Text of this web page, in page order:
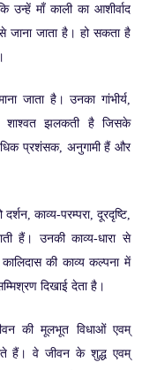
उन्हें माँ काली का आशीर्वाद
जाना जाता है। हो सकता है
जाता है। उनका गांभीर्य,
शाश्वत झलकती है जिसके
प्रशंसक, अनुगामी हैं और
काव्य-परम्परा, दूरदृष्टि,
हैं। उनकी काव्य-धारा से
की काव्य कल्पना में
दिखाई देता है।
की मूलभूत विधाओं एवम्
हैं। वे जीवन के शुद्ध एवम्